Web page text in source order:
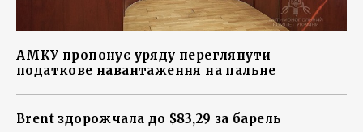
АМКУ пропонує уряду переглянути
податкове навантаження на пальне
Brent здорожчала до $83,29 за барель